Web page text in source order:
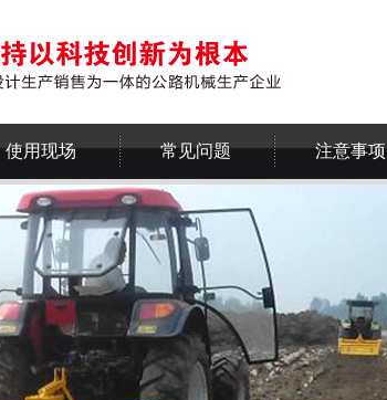
使用现场 常见问题 注意事项